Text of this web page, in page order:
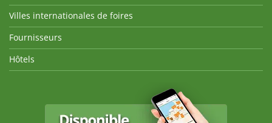
Villes internationales de foires
Fournisseurs
Hôtels